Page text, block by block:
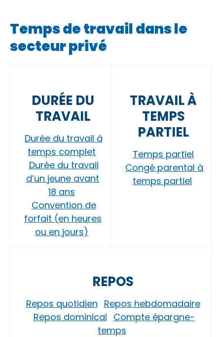
Temps de travail dans le
secteur privé
DURÉE DU
TRAVAIL
Durée du travail à
temps complet
Durée du travail
d’un jeune avant
18 ans
Convention de
forfait (en heures
ou en jours)
TRAVAIL À
TEMPS
PARTIEL
Temps partiel
Congé parental à
temps partiel
REPOS
Repos quotidien Repos hebdomadaire
Repos dominical Compte épargne-
temps